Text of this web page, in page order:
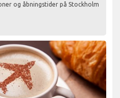
og åbningstider på Stockholm